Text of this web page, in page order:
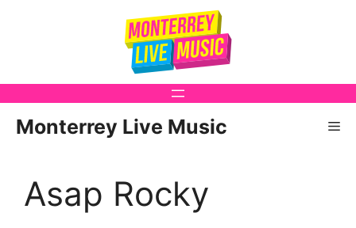
Monterrey Live Music
Asap Rocky